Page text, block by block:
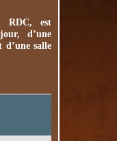
RDC, est
d’une
d’une salle